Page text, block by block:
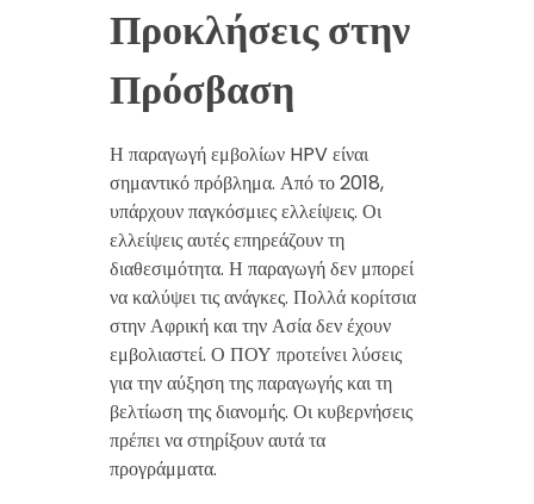
Προκλήσεις στην
Πρόσβαση
Η παραγωγή εμβολίων HPV είναι
σημαντικό πρόβλημα. Από το 2018,
υπάρχουν παγκόσμιες ελλείψεις. Οι
ελλείψεις αυτές επηρεάζουν τη
διαθεσιμότητα. Η παραγωγή δεν μπορεί
να καλύψει τις ανάγκες. Πολλά κορίτσια
στην Αφρική και την Ασία δεν έχουν
εμβολιαστεί. Ο ΠΟΥ προτείνει λύσεις
για την αύξηση της παραγωγής και τη
βελτίωση της διανομής. Οι κυβερνήσεις
πρέπει να στηρίξουν αυτά τα
προγράμματα.